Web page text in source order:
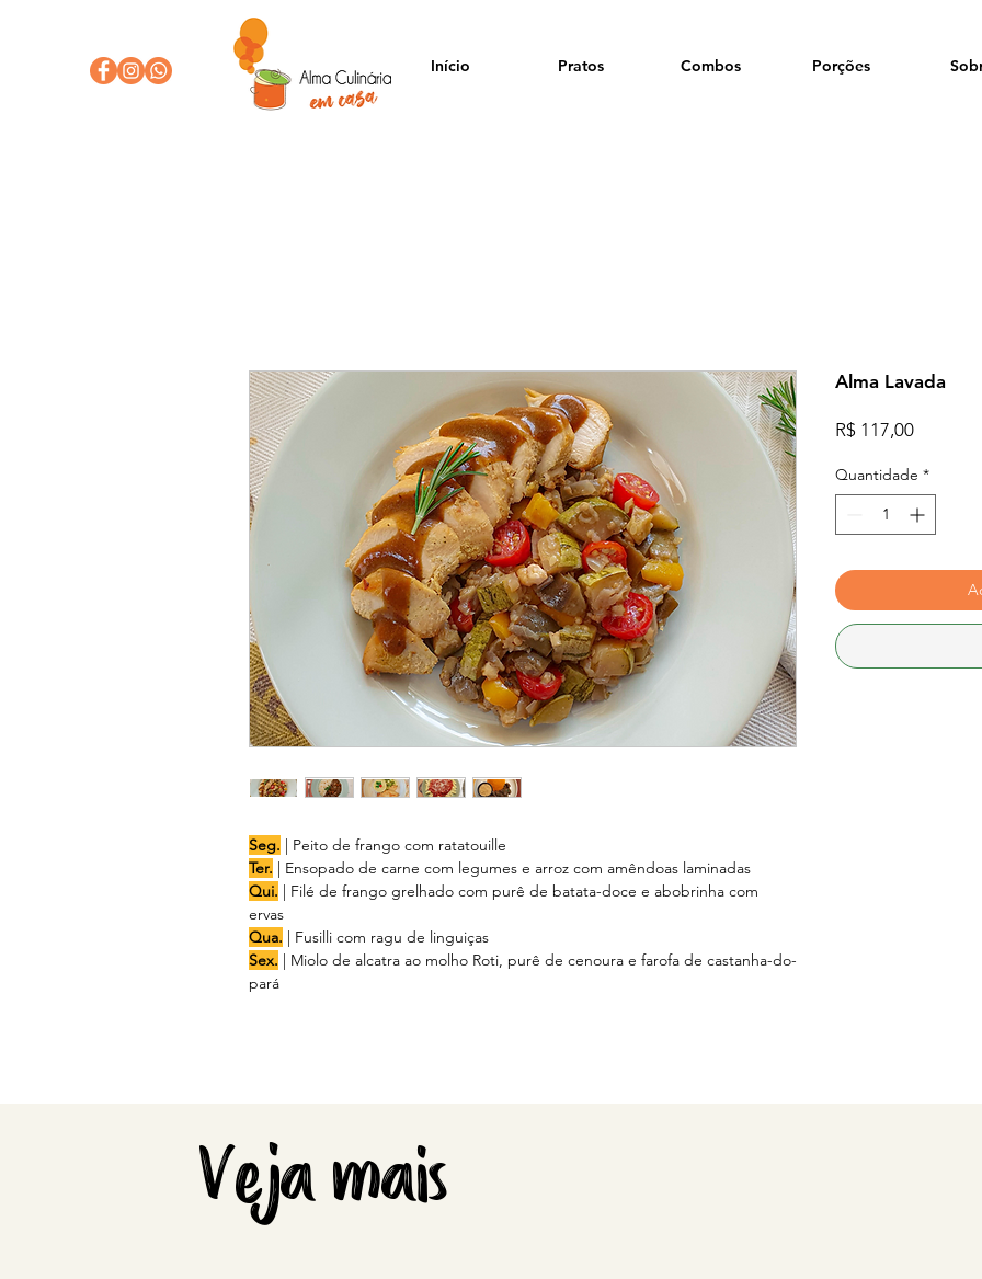
Início Pratos Combos Porções
Seg. | Peito de frango com ratatouille
Ter. | Ensopado de carne com legumes e arroz com amêndoas laminadas
Qui. | Filé de frango grelhado com purê de batata-doce e abobrinha com
ervas
Qua. | Fusilli com ragu de linguiças
Sex. | Miolo de alcatra ao molho Roti, purê de cenoura e farofa de castanha-do-
pará
Alma Lavada
R$ 117,00Preço
Quantidade *
Veja mais